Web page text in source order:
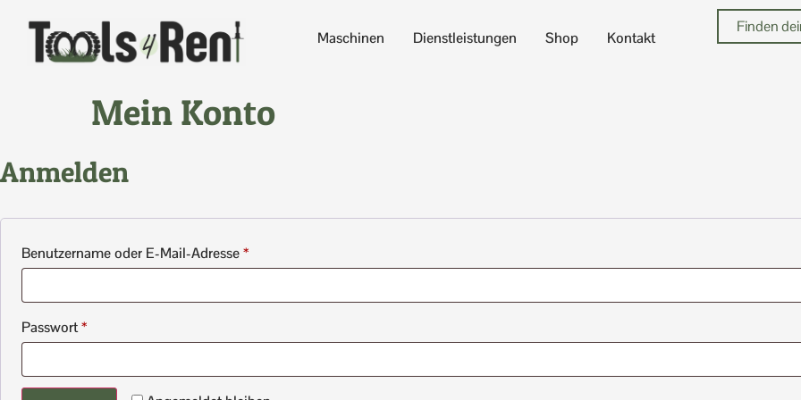
Maschinen Dienstleistungen Shop Kontakt
Mein Konto
Anmelden
Benutzername oder E-Mail-Adresse*
Passwort*